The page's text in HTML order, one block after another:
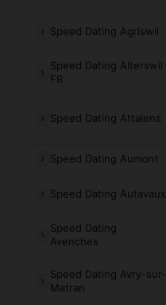
Speed Dating Agriswil
Speed Dating Alterswil
FR
Speed Dating Attalens
Speed Dating Aumont
Speed Dating Autavaux
Speed Dating
Avenches
Speed Dating Avry-sur-
Matran